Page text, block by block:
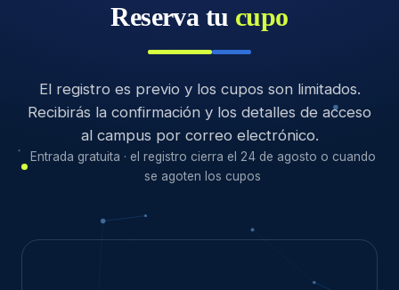
Reserva tu cupo
El registro es previo y los cupos son limitados.
Recibirás la confirmación y los detalles de acceso
al campus por correo electrónico.
Entrada gratuita · el registro cierra el 24 de agosto o cuando
se agoten los cupos